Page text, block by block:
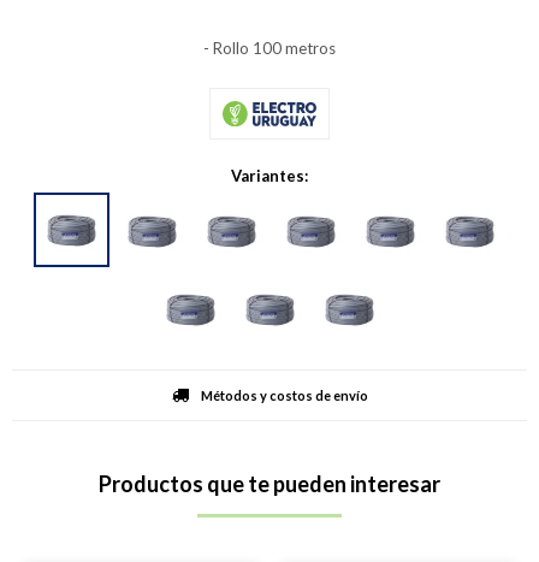
- Rollo 100 metros
Variantes:
Métodos y costos de envío
Productos que te pueden interesar